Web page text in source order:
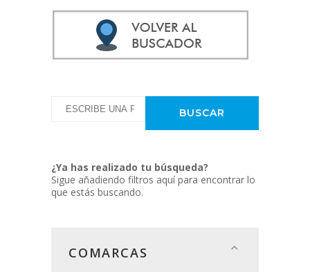
¿Ya has realizado tu búsqueda?
Sigue añadiendo filtros aquí para encontrar lo
que estás buscando.
COMARCAS